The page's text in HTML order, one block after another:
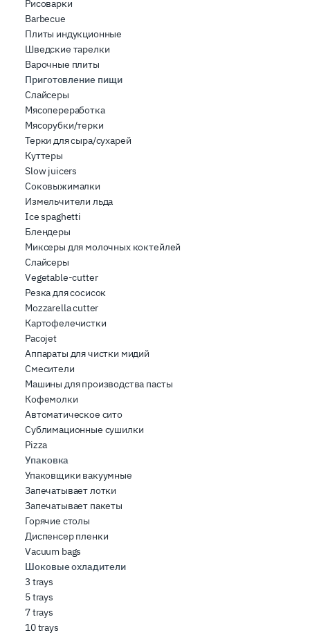
Рисоварки
Barbecue
Плиты индукционные
Шведские тарелки
Варочные плиты
Приготовление пищи
Слайсеры
Мясопереработка
Мясорубки/терки
Терки для сыра/сухарей
Куттеры
Slow juicers
Соковыжималки
Измельчители льда
Ice spaghetti
Блендеры
Миксеры для молочных коктейлей
Слайсеры
Vegetable-cutter
Резка для сосисок
Mozzarella cutter
Картофелечистки
Pacojet
Аппараты для чистки мидий
Смесители
Машины для производства пасты
Кофемолки
Автоматическое сито
Сублимационные сушилки
Pizza
Упаковка
Упаковщики вакуумные
Запечатывает лотки
Запечатывает пакеты
Горячие столы
Диспенсер пленки
Vacuum bags
Шоковые охладители
3 trays
5 trays
7 trays
10 trays